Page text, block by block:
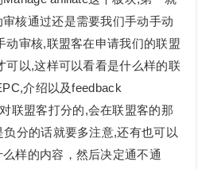
核通过还是需要我们手动手动
动审核,联盟客在申请我们的联盟
可以,这样可以看看是什么样的联
介绍以及feedback
联盟客打分的,会在联盟客的那
分的话就要多注意,还有也可以
样的内容，然后决定通不通